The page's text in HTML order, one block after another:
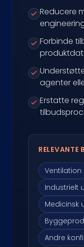
Reducere
Forbinde
agenter
Erstatte
RELEVANTE
Ventilation
Industrielt
Medicinsk
Andre